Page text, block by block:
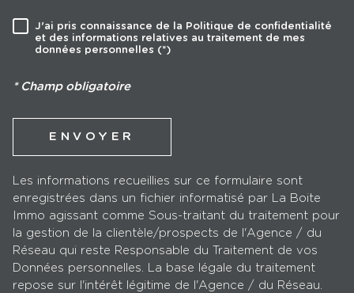
RÈGLEMENTATION
J'ai pris connaissance de la Politique de confidentialité
et des informations relatives au traitement de mes
données personnelles (*)
* Champ obligatoire
ENVOYER
Les informations recueillies sur ce formulaire sont
enregistrées dans un fichier informatisé par La Boite
Immo agissant comme Sous-traitant du traitement pour
la gestion de la clientèle/prospects de l'Agence / du
Réseau qui reste Responsable du Traitement de vos
Données personnelles. La base légale du traitement
repose sur l'intérêt légitime de l'Agence / du Réseau.